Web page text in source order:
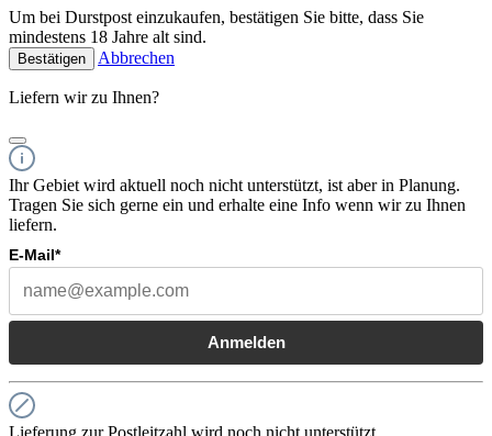
Um bei Durstpost einzukaufen, bestätigen Sie bitte, dass Sie
mindestens 18 Jahre alt sind.
Bestätigen Abbrechen
Liefern wir zu Ihnen?
Ihr Gebiet wird aktuell noch nicht unterstützt, ist aber in Planung.
Tragen Sie sich gerne ein und erhalte eine Info wenn wir zu Ihnen
liefern.
E-Mail*
Anmelden
Lieferung zur Postleitzahl wird noch nicht unterstützt.